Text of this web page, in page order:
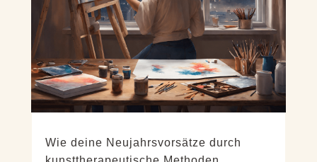
Wie deine Neujahrsvorsätze durch